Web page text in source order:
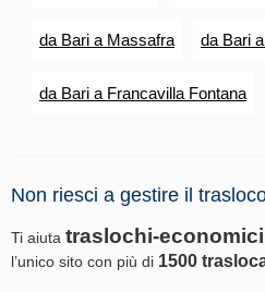
da Bari a Massafra da Bari
da Bari a Francavilla Fontana
Non riesci a gestire il
Ti aiuta traslochi-
l’unico sito con più di 1500